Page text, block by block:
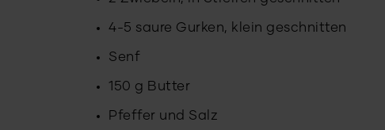
4-5 saure Gurken, klein geschnitten
Senf
150 g Butter
Pfeffer und Salz